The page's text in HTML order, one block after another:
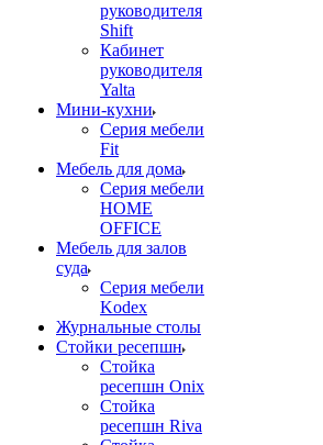
руководителя
Shift
Кабинет
руководителя
Yalta
Мини-кухни
Серия мебели
Fit
Мебель для дома
Серия мебели
HOME
OFFICE
Мебель для залов
суда
Серия мебели
Kodex
Журнальные столы
Стойки ресепшн
Стойка
ресепшн Onix
Стойка
ресепшн Riva